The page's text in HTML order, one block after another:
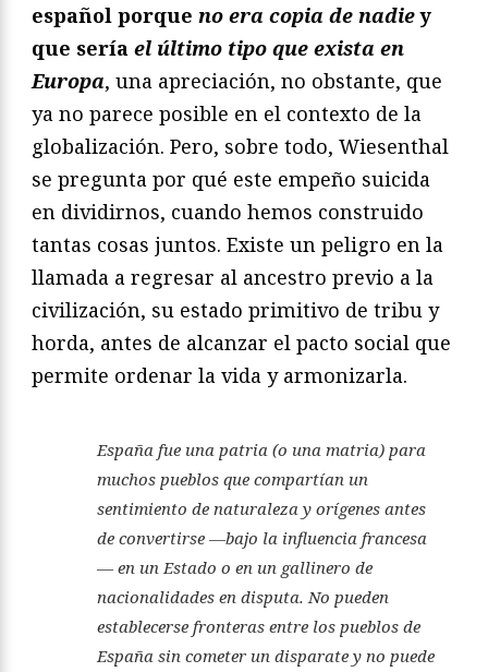
español porque no era copia de nadiey
que sería el último tipo que exista en
Europa, una apreciación, no obstante, que
ya no parece posible en el contexto de la
globalización. Pero, sobre todo, Wiesenthal
se pregunta por qué este empeño suicida
en dividirnos, cuando hemos construido
tantas cosas juntos. Existe un peligro en la
llamada a regresar al ancestro previo a la
civilización, su estado primitivo de tribu y
horda, antes de alcanzar el pacto social que
permite ordenar la vida y armonizarla.
España fue una patria (o una matria) para
muchos pueblos que compartían un
sentimiento de naturaleza y orígenes antes
de convertirse —bajo la influencia francesa
— en un Estado o en un gallinero de
nacionalidades en disputa. No pueden
establecerse fronteras entre los pueblos de
España sin cometer un disparate y no puede